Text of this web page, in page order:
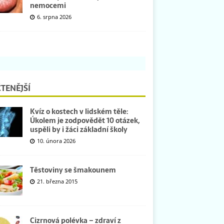
nemocemi
6. srpna 2026
Kvíz o kostech v lidském těle:
Úkolem je zodpovědět 10 otázek,
uspěli by i žáci základní školy
10. února 2026
Těstoviny se šmakounem
21. března 2015
Cizrnová polévka – zdraví z